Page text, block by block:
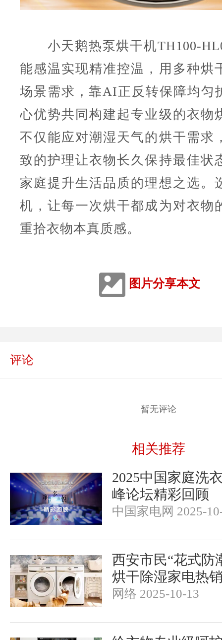
小天鹅热泵烘干机TH100-
能感温实现精准控温，用多种烘
场景需求，靠AI正反转保障均匀
心优势共同构建起专业级的衣物
不仅能应对潮湿天气的烘干需求
致的护理让衣物长久保持最佳状
家庭提升生活品质的理想之选。
机，让每一次烘干都成为对衣物
重拾衣物本真质感。
图片分享本文
评论
暂无评论
相关推荐
2025中国家庭洗
峰论坛精彩回顾
中国家电网 2025-
西安市民“花式防
烘干除湿家电热
网络 2025-10-13